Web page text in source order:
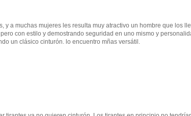
y a muchas mujeres les resulta muy atractivo un hombre que los
con estilo y demostrando seguridad en uno mismo y
un clásico cinturón. lo encuentro mñas versátil.